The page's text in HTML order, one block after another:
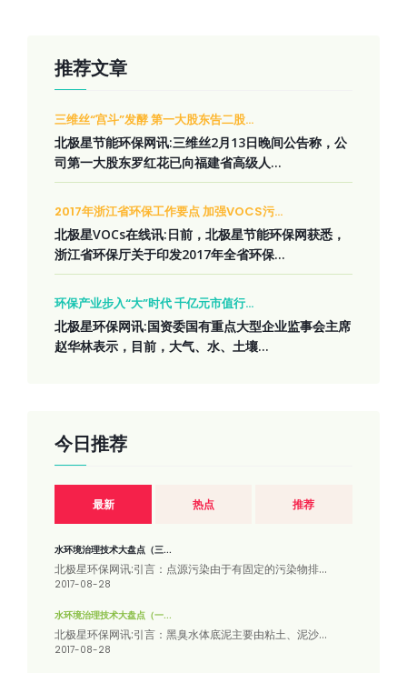
推荐文章
三维丝“宫斗”发酵 第一大股东告二股...
北极星节能环保网讯:三维丝2月13日晚间公告称，公
司第一大股东罗红花已向福建省高级人...
2017年浙江省环保工作要点 加强VOCS污...
北极星VOCs在线讯:日前，北极星节能环保网获悉，
浙江省环保厅关于印发2017年全省环保...
环保产业步入“大”时代 千亿元市值行...
北极星环保网讯:国资委国有重点大型企业监事会主席
赵华林表示，目前，大气、水、土壤...
今日推荐
最新 热点 推荐
水环境治理技术大盘点（三...
北极星环保网讯:引言：点源污染由于有固定的污染物排...
2017-08-28
水环境治理技术大盘点（一...
北极星环保网讯:引言：黑臭水体底泥主要由粘土、泥沙...
2017-08-28